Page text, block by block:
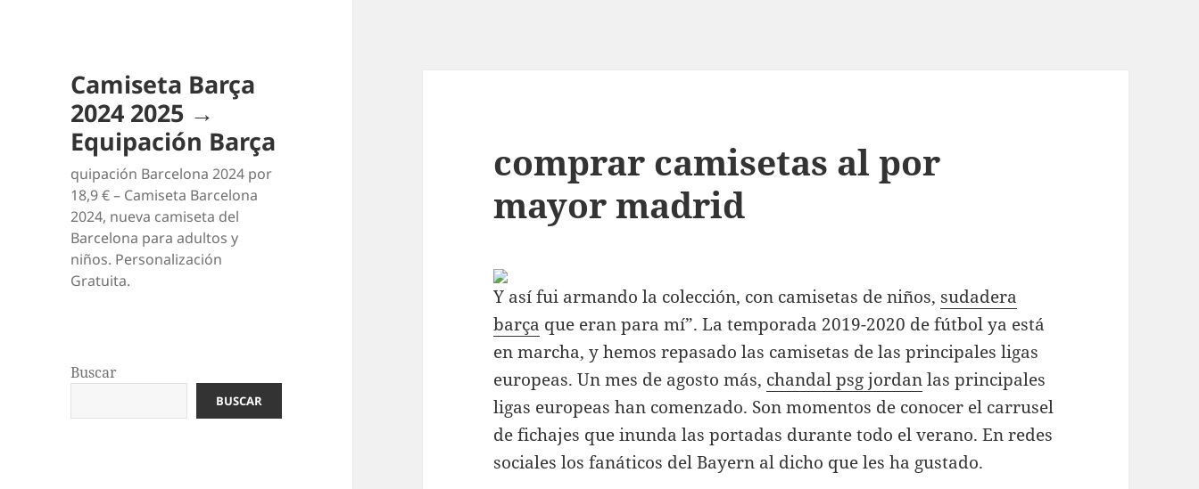
Camiseta Barça
2024 2025 →
Equipación Barça
quipación Barcelona 2024 por
18,9 € – Camiseta Barcelona
2024, nueva camiseta del
Barcelona para adultos y
niños. Personalización
Gratuita.
Buscar
BUSCAR
comprar camisetas al por
mayor madrid
Y así fui armando la colección, con camisetas de niños, sudadera
barça que eran para mí”. La temporada 2019-2020 de fútbol ya está
en marcha, y hemos repasado las camisetas de las principales ligas
europeas. Un mes de agosto más, chandal psg jordanlas principales
ligas europeas han comenzado. Son momentos de conocer el carrusel
de fichajes que inunda las portadas durante todo el verano. En redes
sociales los fanáticos del Bayern al dicho que les ha gustado.